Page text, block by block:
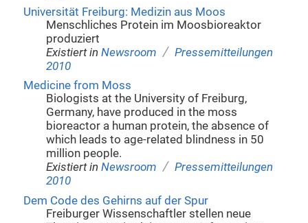
Universität Freiburg: Medizin aus Moos
Menschliches Protein im Moosbioreaktor
produziert
Existiert in Newsroom / Pressemitteilungen
2010
Medicine from Moss
Biologists at the University of Freiburg,
Germany, have produced in the moss
bioreactor a human protein, the absence of
which leads to age-related blindness in 50
million people.
Existiert in Newsroom / Pressemitteilungen
2010
Dem Code des Gehirns auf der Spur
Freiburger Wissenschaftler stellen neue